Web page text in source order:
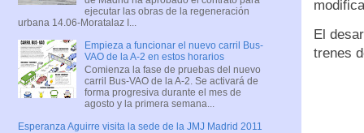
El
trenes
ejecutar las obras de la regeneración
urbana 14.06-Moratalaz I...
Empieza a funcionar el nuevo carril Bus-
VAO de la A-2 en estos horarios
Comienza la fase de pruebas del nuevo
carril Bus-VAO de la A-2. Se activará de
forma progresiva durante el mes de
agosto y la primera semana...
Esperanza Aguirre visita la sede de la JMJ Madrid 2011